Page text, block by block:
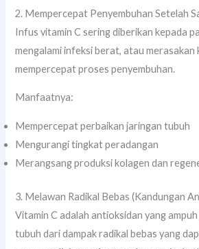
2. Mempercepat Penyembuhan Setelah
Infus vitamin C sering diberikan kepada
mengalami infeksi berat, atau merasakan
mempercepat proses penyembuhan.
Manfaatnya:
Mempercepat perbaikan jaringan tubuh
Mengurangi tingkat peradangan
Merangsang produksi kolagen dan
3. Melawan Radikal Bebas (Kandungan
Vitamin C adalah antioksidan yang
tubuh dari dampak radikal bebas yang